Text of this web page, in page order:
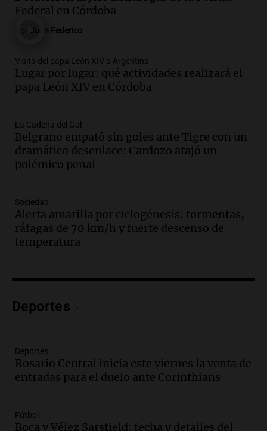
desempeño del equipo
Episodios
victoria ante Estudiantes gracias al gol
de Santiago Azcácibar
Noticias
Audio.Derrapó con su moto en 27 de
Febrero al 6100 y terminó
hospitalizado
Noticias Rosario
Audio.
mil los escapes libres y sancionará las
"hordas" de motos
Radioinforme 3
Episodios
Central refleja tensiones políticas y
Noticias
propiedad privada: "Hay mucho relato y
poca lectura"
Noticias Rosario
en su viaje a América Latina desde
Federal en Córdoba
Juan Federico
Visita del papa León XIV a Argentina
Lugar por lugar: qué actividades realizará el
papa León XIV en Córdoba
La Cadena del Gol
Belgrano empató sin goles ante Tigre con un
dramático desenlace: Cardozo atajó un
polémico penal
Sociedad
Alerta amarilla por ciclogénesis: tormentas,
ráfagas de 70 km/h y fuerte descenso de
temperatura
Deportes
Deportes
Rosario Central inicia este viernes la venta de
entradas para el duelo ante Corinthians
Fútbol
Boca y Vélez Sarsfield: fecha y detalles del